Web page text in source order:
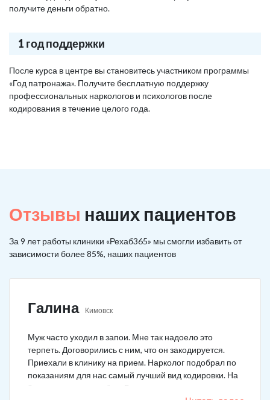
получите деньги обратно.
1 год поддержки
После курса в центре вы становитесь участником программы
«Год патронажа». Получите бесплатную поддержку
профессиональных наркологов и психологов после
кодирования в течение целого года.
Отзывы наших пациентов
За 9 лет работы клиники «Рехаб365» мы смогли избавить от
зависимости более 85%, наших пациентов
Галина Кимовск
Муж часто уходил в запои. Мне так надоело это
терпеть. Договорились с ним, что он закодируется.
Приехали в клинику на прием. Нарколог подобрал по
показаниям для нас самый лучший вид кодировки. На
3 года поставили рубеж. Вот уже как два года мужа к